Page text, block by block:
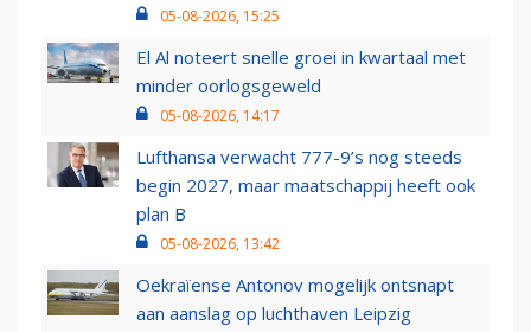
05-08-2026, 15:25
El Al noteert snelle groei in kwartaal met
minder oorlogsgeweld
05-08-2026, 14:17
Lufthansa verwacht 777-9’s nog steeds
begin 2027, maar maatschappij heeft ook
plan B
05-08-2026, 13:42
Oekraïense Antonov mogelijk ontsnapt
aan aanslag op luchthaven Leipzig